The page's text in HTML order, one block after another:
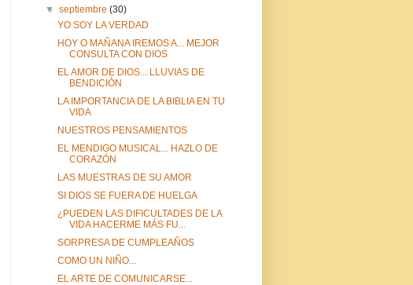
▼septiembre(30)
YO SOY LA VERDAD
HOY O MAÑANA IREMOS A... MEJOR
CONSULTA CON DIOS
EL AMOR DE DIOS... LLUVIAS DE
BENDICIÓN
LA IMPORTANCIA DE LA BIBLIA EN TU
VIDA
NUESTROS PENSAMIENTOS
EL MENDIGO MUSICAL... HAZLO DE
CORAZÓN
LAS MUESTRAS DE SU AMOR
SI DIOS SE FUERA DE HUELGA
¿PUEDEN LAS DIFICULTADES DE LA
VIDA HACERME MÁS FU...
SORPRESA DE CUMPLEAÑOS
COMO UN NIÑO...
EL ARTE DE COMUNICARSE...